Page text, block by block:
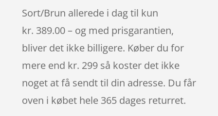
Sort/Brun allerede i dag til kun
kr. 389.00 – og med prisgarantien,
bliver det ikke billigere. Køber du for
mere end kr. 299 så koster det ikke
noget at få sendt til din adresse. Du får
oven i købet hele 365 dages returret.